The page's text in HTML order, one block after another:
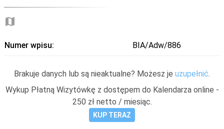
map
Numer wpisu: BIA/Adw/886
Brakuje danych lub są nieaktualne? Możesz je uzupełnić.
Wykup Płatną Wizytówkę z dostępem do Kalendarza online -
250 zł netto / miesiąc.
KUP TERAZ